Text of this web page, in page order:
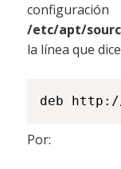
/etc/apt/
la línea que
deb
Por: